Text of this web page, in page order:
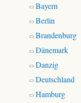
Bayern
Berlin
Brandenburg
Dänemark
Danzig
Deutschland
Hamburg